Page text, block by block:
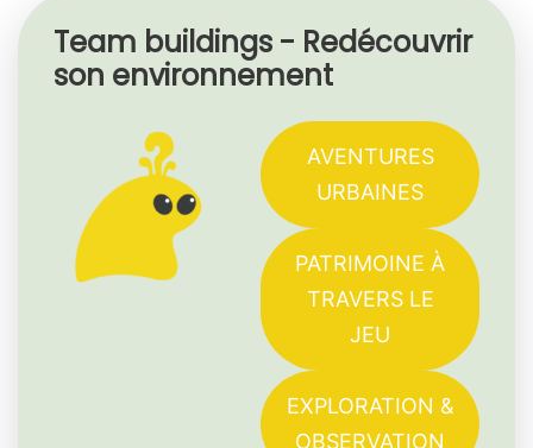
Team buildings - Redécouvrir
son environnement
AVENTURES
URBAINES
PATRIMOINE À
TRAVERS LE
JEU
EXPLORATION &
OBSERVATION